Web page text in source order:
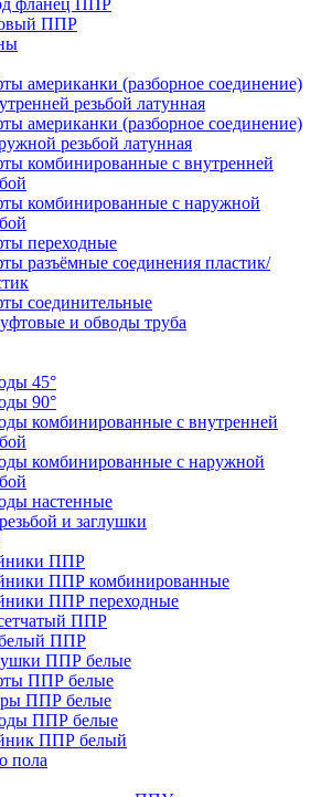
фланец ППР
ППР
американки (разборное соединение)
резьбой латунная
американки (разборное соединение)
резьбой латунная
комбинированные с внутренней
комбинированные с наружной
переходные
разъёмные соединения пластик/
соединительные
и обводы труба
45°
90°
комбинированные с внутренней
комбинированные с наружной
настенные
и заглушки
ППР
ППР комбинированные
ППР переходные
ППР
ППР
ППР белые
ППР белые
ППР белые
ППР белые
ППР белый
пола